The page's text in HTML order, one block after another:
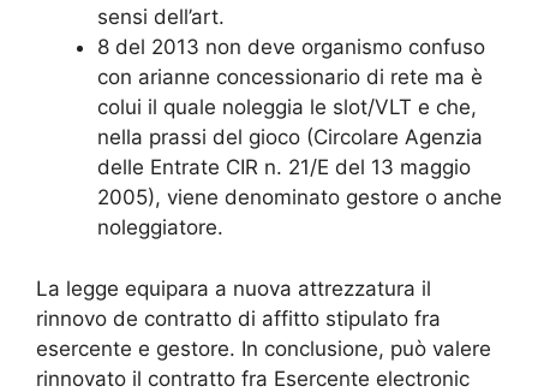
sensi dell’art.
8 del 2013 non deve organismo confuso
con arianne concessionario di rete ma è
colui il quale noleggia le slot/VLT e che,
nella prassi del gioco (Circolare Agenzia
delle Entrate CIR n. 21/E del 13 maggio
2005), viene denominato gestore o anche
noleggiatore.
La legge equipara a nuova attrezzatura il
rinnovo de contratto di affitto stipulato fra
esercente e gestore. In conclusione, può valere
rinnovato il contratto fra Esercente electronic